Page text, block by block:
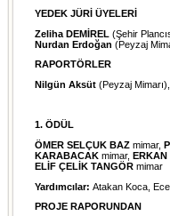
YEDEK JÜRİ ÜYELERİ
Zeliha DEMİREL (Şehir
Nurdan Erdoğan (Peyzaj
RAPORTÖRLER
Nilgün Aksüt (Peyzaj Mimarı),
1. ÖDÜL
ÖMER SELÇUK BAZ mimar,
KARABACAK mimar,
ELİF ÇELİK TANGÖR mimar
Yardımcılar: Atakan Koca,
PROJE RAPORUNDAN